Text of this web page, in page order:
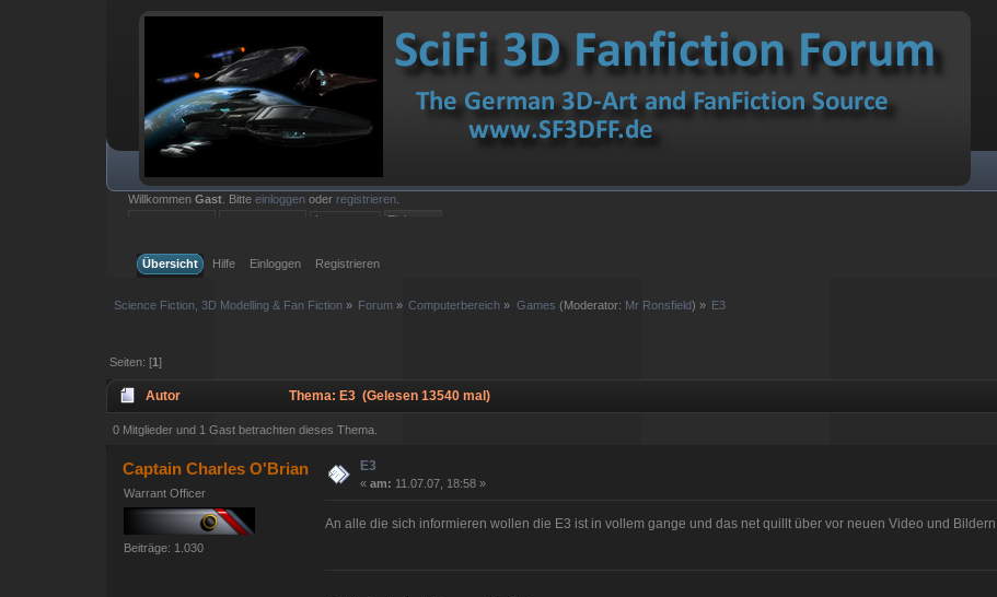
WillkommenGast . Bitteeinloggen oder registrieren
Übersicht
Hilfe Einloggen Registrieren
Science Fiction, 3D Modelling & Fan Fiction» Forum » Computerbereich » Games (Moderator: Mr Ronsfield) » E3
Seiten: [1 ]
Autor Thema: E3 (Gelesen 13540 mal)
0 Mitglieder und 1 Gast betrachten dieses Thema.
Captain Charles O'Brian
Warrant Officer
Beiträge: 1.030
E3
«am: 11.07.07, 18:58 »
An alle die sich informieren wollen die E3 ist in vollem gange und das net quillt über vor neuen Video und Bildern .